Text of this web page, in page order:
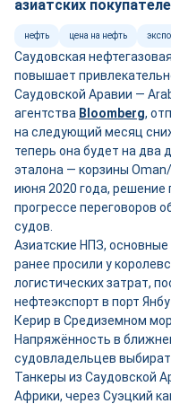
азиатских
нефть цена на нефть
Саудовская
повышает
Саудовской Аравии —
агентства Bloomberg,
на следующий месяц
теперь она будет на два
эталона — корзины
июня 2020 года,
прогрессе переговоров
судов.
Азиатские НПЗ,
ранее просили у
логистических затрат,
нефтеэкспорт в порт
Керир в Средиземном
Напряжённость в
судовладельцев
Танкеры из Саудовской
Африки, через Суэцкий